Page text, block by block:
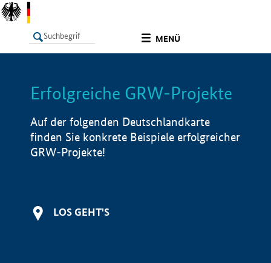
MENÜ
LISTE Info
Erfolgreiche GRW-Projekte
Auf der folgenden Deutschlandkarte
finden Sie konkrete Beispiele erfolgreicher
GRW-Projekte!
LOS GEHT'S